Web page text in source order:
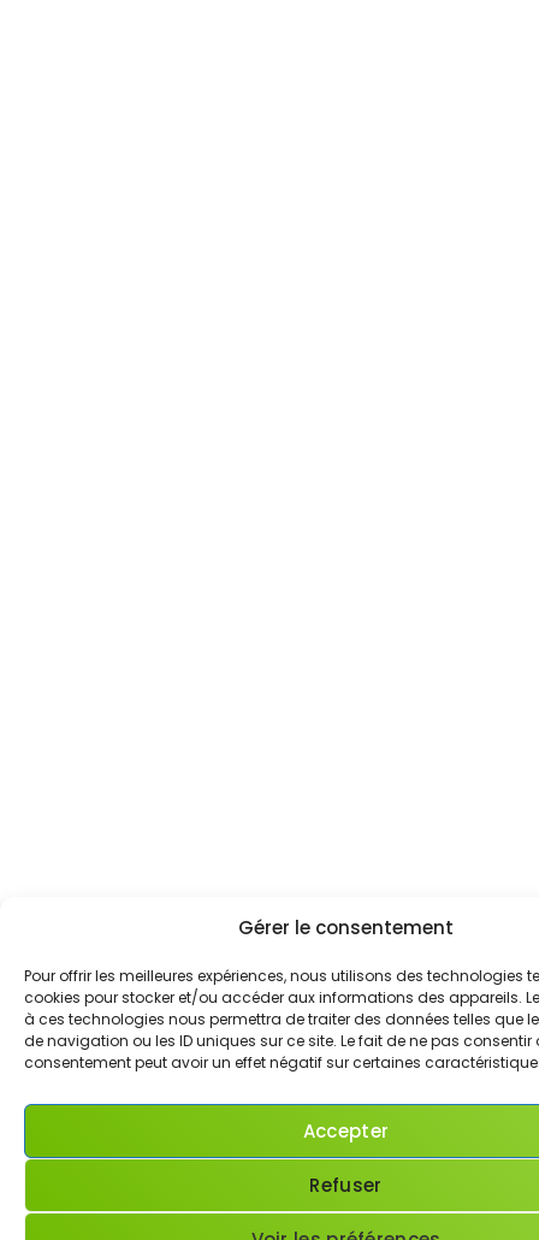
Gérer le consentement
Pour offrir les meilleures expériences, nous utilisons des technologies
cookies pour stocker et/ou accéder aux informations des appareils.
à ces technologies nous permettra de traiter des données telles que
de navigation ou les ID uniques sur ce site. Le fait de ne pas consentir
consentement peut avoir un effet négatif sur certaines
Accepter
Refuser